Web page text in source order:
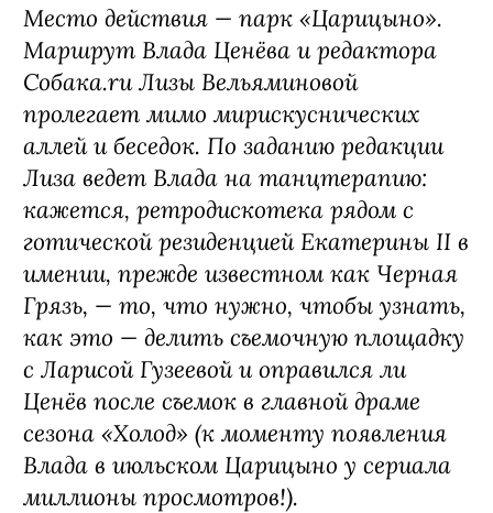
Место действия — парк «Царицыно».
Маршрут Влада Ценёва и редактора
Собака.ru Лизы Вельяминовой
пролегает мимо мирискуснических
аллей и беседок. По заданию редакции
Лиза ведет Влада на танцтерапию:
кажется, ретродискотека рядом с
готической резиденцией Екатерины II в
имении, прежде известном как Черная
Грязь, — то, что нужно, чтобы узнать,
как это — делить съемочную площадку
с Ларисой Гузеевой и оправился ли
Ценёв после съемок в главной драме
сезона «Холод» (к моменту появления
Влада в июльском Царицыно у сериала
миллионы просмотров!).